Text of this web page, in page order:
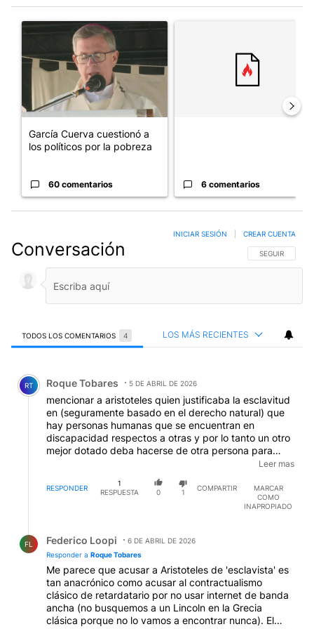
Un artículo de tendencia con el título "García Cuerva
García Cuerva cuestionó a
los políticos por la pobreza
60 comentarios 6 comentarios
Conversación SIGA ESTA
SEGUIR
INICIAR SESIÓN CREAR CUENTA
TODOS LOS COMENTARIOS 4 LOS MÁS RECIENTES
Comentario de Roque Tobares.
RT Roque Tobares 5 DE ABRIL DE 2026
mencionar a aristoteles quien justificaba la esclavitud
en (seguramente basado en el derecho natural) que
hay personas humanas que se encuentran en
discapacidad respectos a otras y por lo tanto un otro
mejor dotado deba hacerse de otra persona para
apropiarse como una cosa para su propio beneficio,
no parece ser el mejor ejemplo. los contractualistas
estan en mejores condiciones de explicar dentro de
Leer mas
RESPONDER
1
RESPUESTA
0 1
COMPARTIR
MARCAR
COMO
INAPROPIADO
FL Federico Loopi
6 DE ABRIL DE 2026
Responder a Roque Tobares
Me parece que acusar a Aristoteles de 'esclavista' es
tan anacrónico como acusar al contractualismo
clásico de retardatario por no usar internet de banda
ancha (no busquemos a un Lincoln en la Grecia
clásica porque no lo vamos a encontrar nunca). El